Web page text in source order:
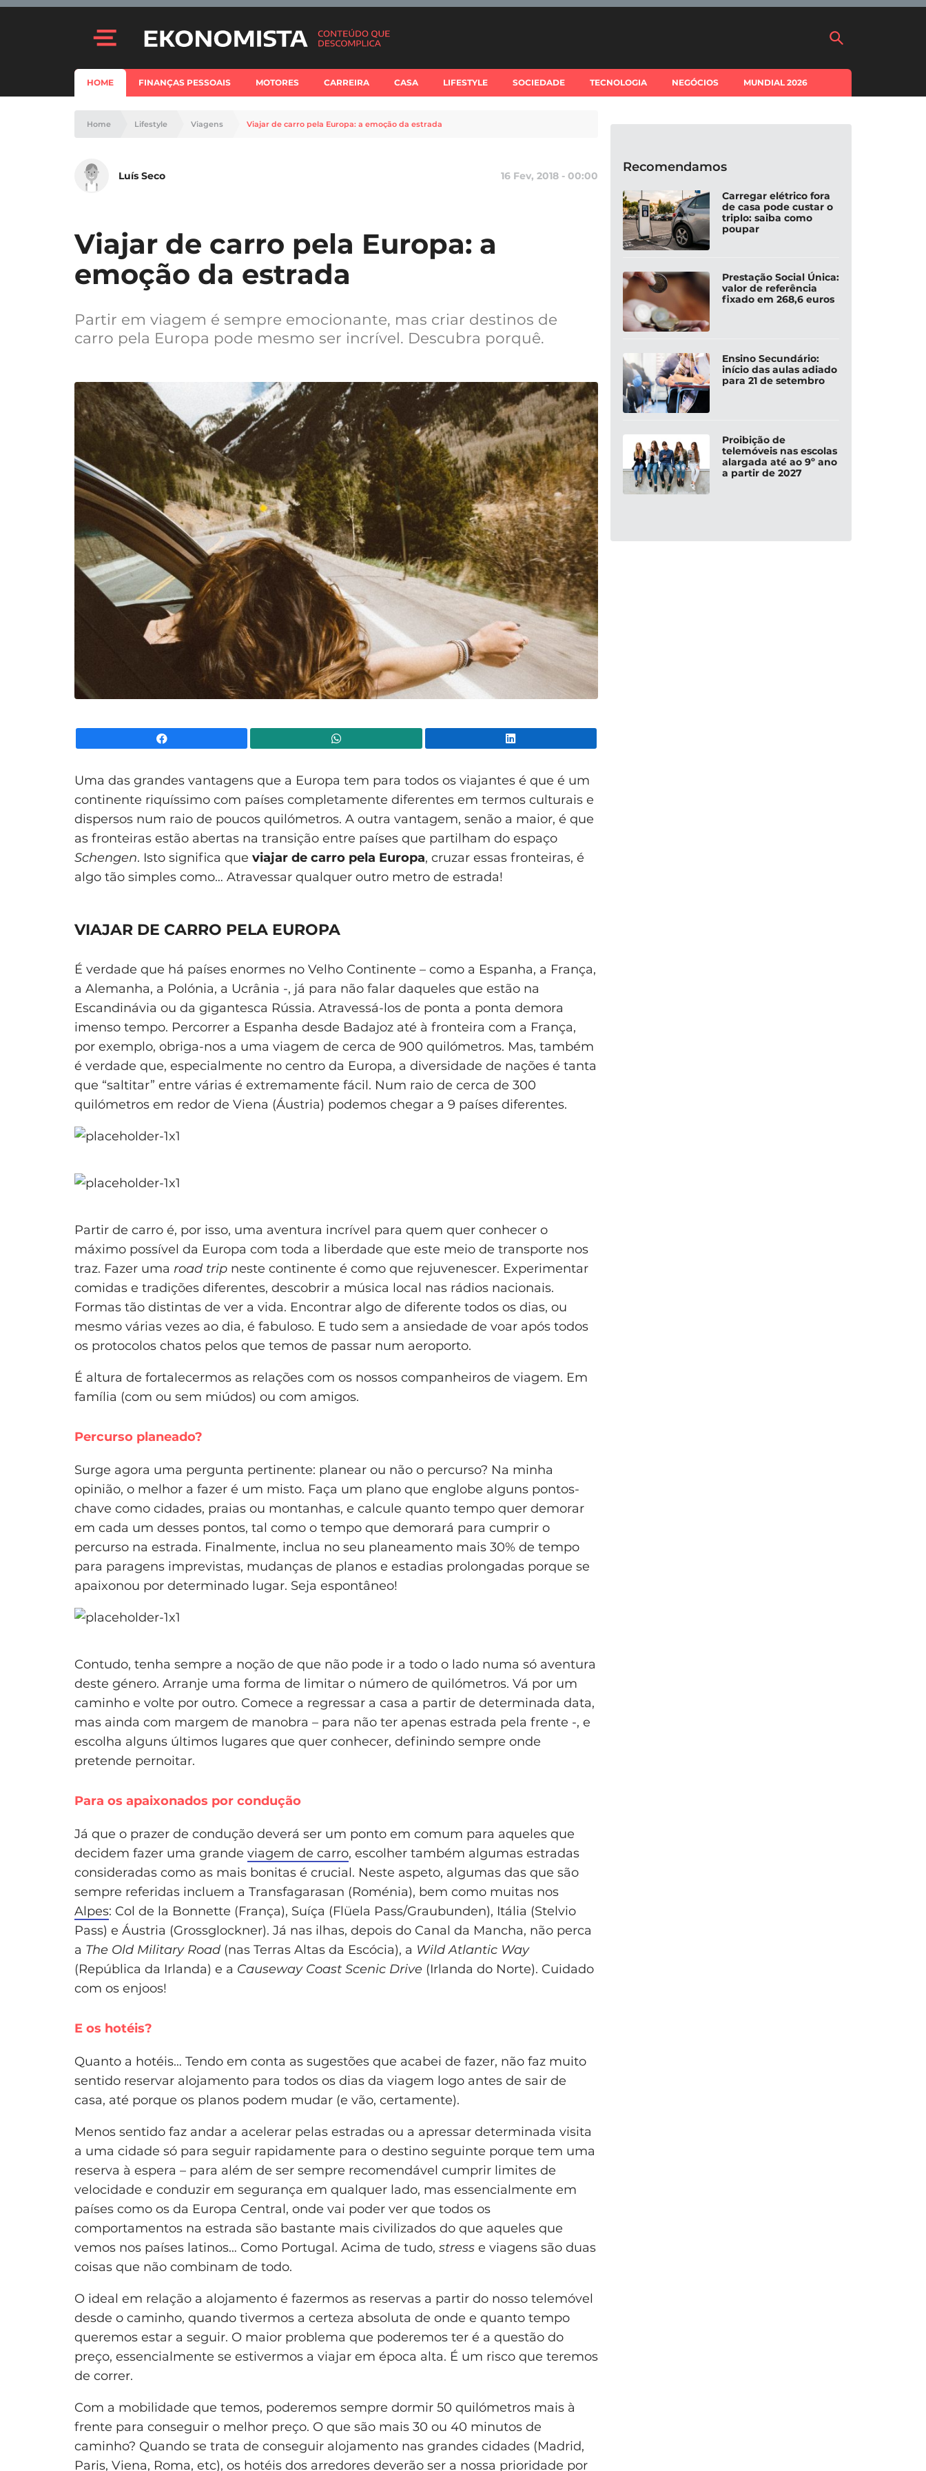
HOME FINANÇAS PESSOAIS MOTORES CARREIRA CASA LIFESTYLE SOCIEDADE TECNOLOGIA NEGÓCIOS MUNDIAL 2026
Home Lifestyle Viagens Viajar de carro pela Europa: a emoção da estrada
Luís Seco 16 Fev, 2018 - 00:00
Viajar de carro pela Europa: a
emoção da estrada
Partir em viagem é sempre emocionante, mas criar destinos de
carro pela Europa pode mesmo ser incrível. Descubra porquê.
Uma das grandes vantagens que a Europa tem para todos os viajantes é que é um
continente riquíssimo com países completamente diferentes em termos culturais e
dispersos num raio de poucos quilómetros. A outra vantagem, senão a maior, é que
as fronteiras estão abertas na transição entre países que partilham do espaço
Schengen. Isto significa que viajar de carro pela Europa, cruzar essas fronteiras, é
algo tão simples como… Atravessar qualquer outro metro de estrada!
VIAJAR DE CARRO PELA EUROPA
É verdade que há países enormes no Velho Continente – como a Espanha, a França,
a Alemanha, a Polónia, a Ucrânia -, já para não falar daqueles que estão na
Escandinávia ou da gigantesca Rússia. Atravessá-los de ponta a ponta demora
imenso tempo. Percorrer a Espanha desde Badajoz até à fronteira com a França,
por exemplo, obriga-nos a uma viagem de cerca de 900 quilómetros. Mas, também
é verdade que, especialmente no centro da Europa, a diversidade de nações é tanta
que “saltitar” entre várias é extremamente fácil. Num raio de cerca de 300
quilómetros em redor de Viena (Áustria) podemos chegar a 9 países diferentes.
Partir de carro é, por isso, uma aventura incrível para quem quer conhecer o
máximo possível da Europa com toda a liberdade que este meio de transporte nos
traz. Fazer uma road trip neste continente é como que rejuvenescer. Experimentar
comidas e tradições diferentes, descobrir a música local nas rádios nacionais.
Formas tão distintas de ver a vida. Encontrar algo de diferente todos os dias, ou
mesmo várias vezes ao dia, é fabuloso. E tudo sem a ansiedade de voar após todos
os protocolos chatos pelos que temos de passar num aeroporto.
É altura de fortalecermos as relações com os nossos companheiros de viagem. Em
família (com ou sem miúdos) ou com amigos.
Percurso planeado?
Surge agora uma pergunta pertinente: planear ou não o percurso? Na minha
opinião, o melhor a fazer é um misto. Faça um plano que englobe alguns pontos-
chave como cidades, praias ou montanhas, e calcule quanto tempo quer demorar
em cada um desses pontos, tal como o tempo que demorará para cumprir o
percurso na estrada. Finalmente, inclua no seu planeamento mais 30% de tempo
para paragens imprevistas, mudanças de planos e estadias prolongadas porque se
apaixonou por determinado lugar. Seja espontâneo!
Contudo, tenha sempre a noção de que não pode ir a todo o lado numa só aventura
deste género. Arranje uma forma de limitar o número de quilómetros. Vá por um
caminho e volte por outro. Comece a regressar a casa a partir de determinada data,
mas ainda com margem de manobra – para não ter apenas estrada pela frente -, e
escolha alguns últimos lugares que quer conhecer, definindo sempre onde
pretende pernoitar.
Para os apaixonados por condução
Já que o prazer de condução deverá ser um ponto em comum para aqueles que
decidem fazer uma grande viagem de carro, escolher também algumas estradas
consideradas como as mais bonitas é crucial. Neste aspeto, algumas das que são
sempre referidas incluem a Transfagarasan (Roménia), bem como muitas nos
Alpes: Col de la Bonnette (França), Suíça (Flüela Pass/Graubunden), Itália (Stelvio
Pass) e Áustria (Grossglockner). Já nas ilhas, depois do Canal da Mancha, não perca
a The Old Military Road (nas Terras Altas da Escócia), a Wild Atlantic Way
(República da Irlanda) e a Causeway Coast Scenic Drive (Irlanda do Norte). Cuidado
com os enjoos!
E os hotéis?
Quanto a hotéis… Tendo em conta as sugestões que acabei de fazer, não faz muito
sentido reservar alojamento para todos os dias da viagem logo antes de sair de
casa, até porque os planos podem mudar (e vão, certamente).
Menos sentido faz andar a acelerar pelas estradas ou a apressar determinada visita
a uma cidade só para seguir rapidamente para o destino seguinte porque tem uma
reserva à espera – para além de ser sempre recomendável cumprir limites de
velocidade e conduzir em segurança em qualquer lado, mas essencialmente em
países como os da Europa Central, onde vai poder ver que todos os
comportamentos na estrada são bastante mais civilizados do que aqueles que
vemos nos países latinos… Como Portugal. Acima de tudo, stress e viagens são duas
coisas que não combinam de todo.
O ideal em relação a alojamento é fazermos as reservas a partir do nosso telemóvel
desde o caminho, quando tivermos a certeza absoluta de onde e quanto tempo
queremos estar a seguir. O maior problema que poderemos ter é a questão do
preço, essencialmente se estivermos a viajar em época alta. É um risco que teremos
de correr.
Com a mobilidade que temos, poderemos sempre dormir 50 quilómetros mais à
frente para conseguir o melhor preço. O que são mais 30 ou 40 minutos de
caminho? Quando se trata de conseguir alojamento nas grandes cidades (Madrid,
Paris, Viena, Roma, etc), os hotéis dos arredores deverão ser a nossa prioridade por
Recomendamos
Carregar elétrico fora
de casa pode custar o
triplo: saiba como
poupar
Prestação Social Única:
valor de referência
fixado em 268,6 euros
Ensino Secundário:
início das aulas adiado
para 21 de setembro
Proibição de
telemóveis nas escolas
alargada até ao 9º ano
a partir de 2027